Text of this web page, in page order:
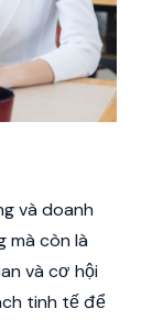
và doanh
mà còn là
và cơ hội
tinh tế để